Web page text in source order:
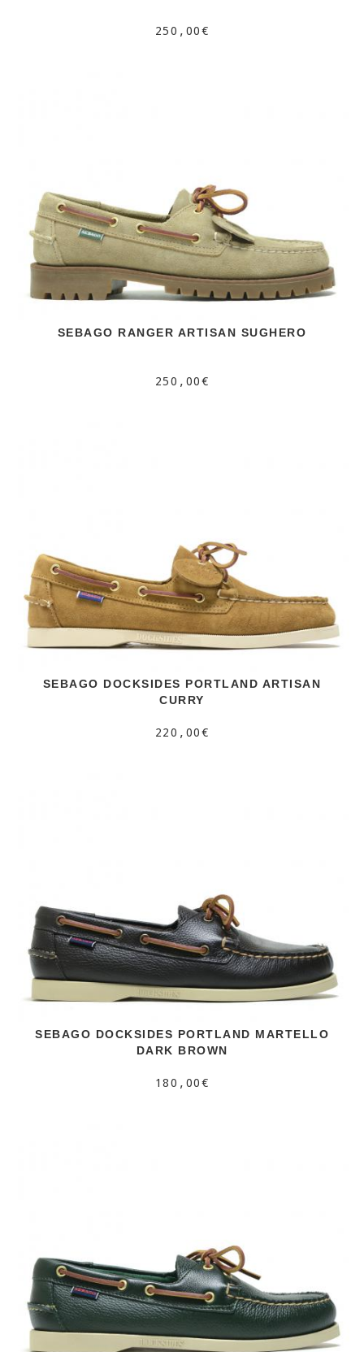
250,00€
SEBAGO RANGER ARTISAN SUGHERO
250,00€
SEBAGO DOCKSIDES PORTLAND ARTISAN
CURRY
220,00€
SEBAGO DOCKSIDES PORTLAND MARTELLO
DARK BROWN
180,00€